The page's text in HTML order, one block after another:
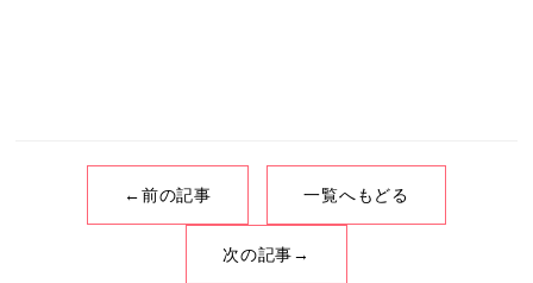
←前の記事 一覧へもどる
次の記事→